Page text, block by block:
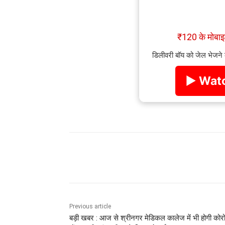
₹120 के
डिलीवरी बॉय को जेल
▶
Previous article
बड़ी खबर : आज से श्रीनगर मेडिकल कालेज में भी होगी